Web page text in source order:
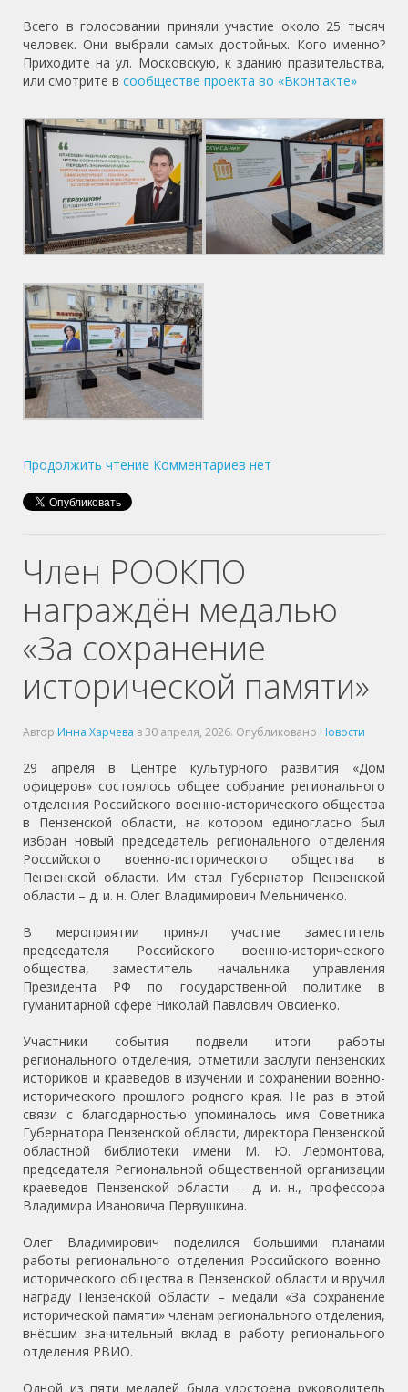
Всего в голосовании приняли участие около 25 тысяч
человек. Они выбрали самых достойных. Кого именно?
Приходите на ул. Московскую, к зданию правительства,
или смотрите в сообществе проекта во «Вконтакте»
Продолжить чтение Комментариев нет
Член РООКПО
награждён медалью
«За сохранение
исторической памяти»
Автор Инна Харчева в30 апреля, 2026. Опубликовано Новости
29 апреля в Центре культурного развития «Дом
офицеров» состоялось общее собрание регионального
отделения Российского военно-исторического общества
в Пензенской области, на котором единогласно был
избран новый председатель регионального отделения
Российского военно-исторического общества в
Пензенской области. Им стал Губернатор Пензенской
области – д. и. н. Олег Владимирович Мельниченко.
В мероприятии принял участие заместитель
председателя Российского военно-исторического
общества, заместитель начальника управления
Президента РФ по государственной политике в
гуманитарной сфере Николай Павлович Овсиенко.
Участники события подвели итоги работы
регионального отделения, отметили заслуги пензенских
историков и краеведов в изучении и сохранении военно-
исторического прошлого родного края. Не раз в этой
связи с благодарностью упоминалось имя Советника
Губернатора Пензенской области, директора Пензенской
областной библиотеки имени М. Ю. Лермонтова,
председателя Региональной общественной организации
краеведов Пензенской области – д. и. н., профессора
Владимира Ивановича Первушкина.
Олег Владимирович поделился большими планами
работы регионального отделения Российского военно-
исторического общества в Пензенской области и вручил
награду Пензенской области – медали «За сохранение
исторической памяти» членам регионального отделения,
внёсшим значительный вклад в работу регионального
отделения РВИО.
Одной из пяти медалей была удостоена руководитель